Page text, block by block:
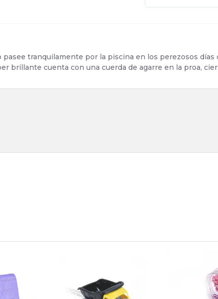
pasee tranquilamente por la piscina en los perezosos
brillante cuenta con una cuerda de agarre en la proa,